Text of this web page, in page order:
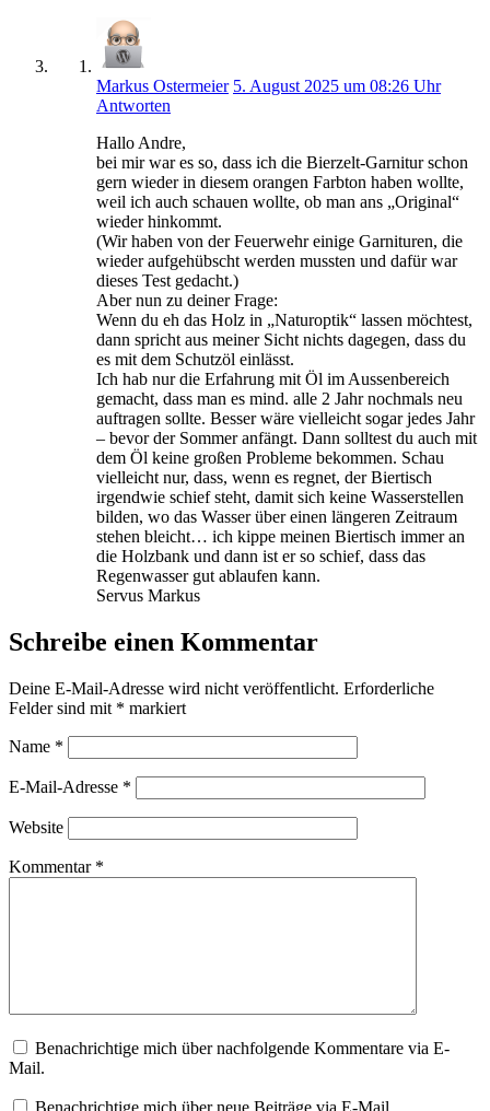
Markus Ostermeier 5. August 2025 um 08:26 Uhr
Antworten
Hallo Andre,
bei mir war es so, dass ich die Bierzelt-Garnitur schon
gern wieder in diesem orangen Farbton haben wollte,
weil ich auch schauen wollte, ob man ans „Original“
wieder hinkommt.
(Wir haben von der Feuerwehr einige Garnituren, die
wieder aufgehübscht werden mussten und dafür war
dieses Test gedacht.)
Aber nun zu deiner Frage:
Wenn du eh das Holz in „Naturoptik“ lassen möchtest,
dann spricht aus meiner Sicht nichts dagegen, dass du
es mit dem Schutzöl einlässt.
Ich hab nur die Erfahrung mit Öl im Aussenbereich
gemacht, dass man es mind. alle 2 Jahr nochmals neu
auftragen sollte. Besser wäre vielleicht sogar jedes Jahr
– bevor der Sommer anfängt. Dann solltest du auch mit
dem Öl keine großen Probleme bekommen. Schau
vielleicht nur, dass, wenn es regnet, der Biertisch
irgendwie schief steht, damit sich keine Wasserstellen
bilden, wo das Wasser über einen längeren Zeitraum
stehen bleicht… ich kippe meinen Biertisch immer an
die Holzbank und dann ist er so schief, dass das
Regenwasser gut ablaufen kann.
Servus Markus
Schreibe einen Kommentar
Deine E-Mail-Adresse wird nicht veröffentlicht. Erforderliche
Felder sind mit * markiert
Name *
E-Mail-Adresse *
Website
Kommentar *
Benachrichtige mich über nachfolgende Kommentare via E-
Mail.
Benachrichtige mich über neue Beiträge via E-Mail.